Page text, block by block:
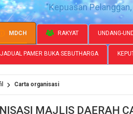
"Kepuasan
MDCH RAKYAT UNDANG-
JADUAL PAMER BUKA SEBUTHARGA
Carta organisasi
MAJLIS DAERAH